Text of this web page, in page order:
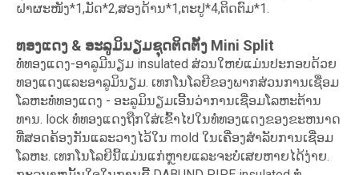
ຝາຜະໜັງ*1,ມັດ*2,ສອງດ້ານ*1,ຕະປູ*4,ຕິດຕົມ*1.
ທອງແດງ & ອະລູມິນຽມຊຸດຕິດຕັ້ງ Mini Split
ທໍ່ທອງແດງ-ອາລູມີນຽມ insulated ສ່ວນໃຫຍ່ແມ່ນປະກອບດ້ວຍ
ທອງແດງແລະອາລູມິນຽມ. ເທກໂນໂລຍີຂອງພາກສ່ວນການເຊື່ອມ
ໂລຫະທໍ່ທອງແດງ - ອະລູມິນຽມເອີ້ນວ່າການເຊື່ອມໂລຫະຕ້ານ
ທານ. lock ທໍ່ທອງແດງຖືກໃສ່ເຂົ້າໄປໃນທໍ່ທອງແດງຂອງຂະຫນາດ
ທີ່ສອດຄ້ອງກັນແລະວາງໄວ້ໃນ mold ໃນເຄື່ອງສໍາລັບການເຊື່ອມ
ໂລຫະ. ເທກໂນໂລຍີນີ້ແມ່ນແກ່ຫຼາຍແລະຈະບໍ່ເສຍຫາຍໄດ້ງ່າຍ.